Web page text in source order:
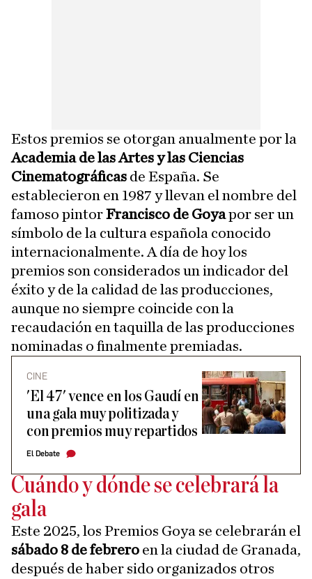
Estos premios se otorgan anualmente por la
Academia de las Artes y las Ciencias
Cinematográficas de España. Se
establecieron en 1987 y llevan el nombre del
famoso pintorFrancisco de Goyapor ser un
símbolo de la cultura española conocido
internacionalmente. A día de hoy los
premios son considerados un indicador del
éxito y de la calidad de las producciones,
aunque no siempre coincide con la
recaudación en taquilla de las producciones
nominadas o finalmente premiadas.
CINE
'El 47' vence en los Gaudí en
una gala muy politizada y
con premios muy repartidos
El Debate
Cuándo y dónde se celebrará la
gala
Este 2025, los Premios Goya se celebrarán el
sábado 8 de febrero en la ciudad de Granada,
después de haber sido organizados otros